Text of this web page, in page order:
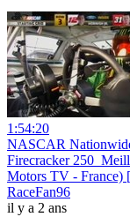
1:54:20
NASCAR
Firecracker
Motors TV - France)
RaceFan96
il y a 2 ans